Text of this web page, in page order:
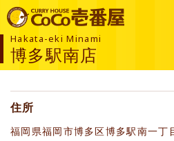
Hakata-eki Minami
博多駅南店
住所
福岡県福岡市博多区博多駅南一